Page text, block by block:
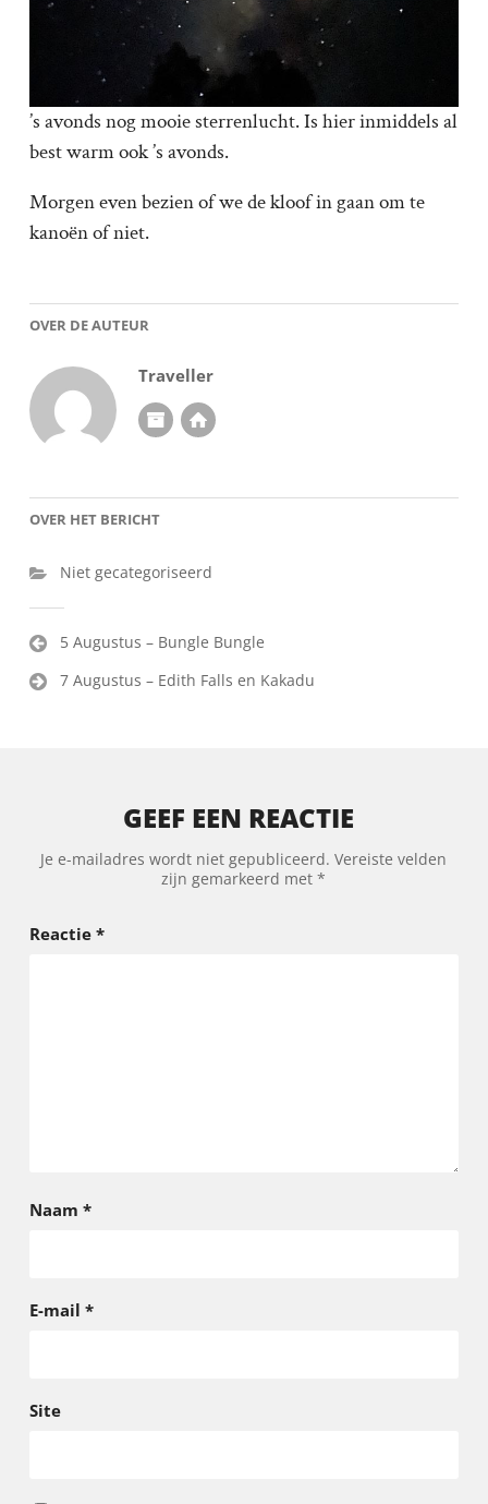
’s avonds nog mooie sterrenlucht. Is hier inmiddels al
best warm ook ’s avonds.
Morgen even bezien of we de kloof in gaan om te
kanoën of niet.
OVER DE AUTEUR
Traveller
OVER HET BERICHT
Niet gecategoriseerd
Bericht
navigatie
5 Augustus – Bungle Bungle
7 Augustus – Edith Falls en Kakadu
GEEF EEN REACTIE
Je e-mailadres wordt niet gepubliceerd. Vereiste velden
zijn gemarkeerd met*
Reactie *
Naam *
E-mail *
Site